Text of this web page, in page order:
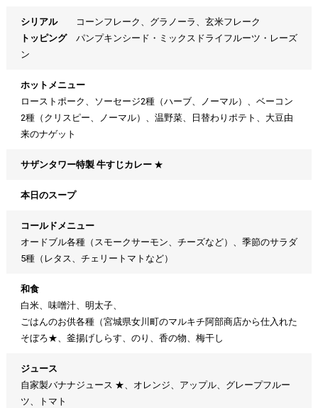
シリアル
コーンフレーク、グラノーラ、玄米フレーク
トッピング パンプキンシード・ミックスドライフルーツ・レーズ
ン
ホットメニュー
ローストポーク、ソーセージ2種（ハーブ、ノーマル）、ベーコン
2種（クリスピー、ノーマル）、温野菜、日替わりポテト、大豆由
来のナゲット
サザンタワー特製 牛すじカレー ★
本日のスープ
コールドメニュー
オードブル各種（スモークサーモン、チーズなど）、季節のサラダ
5種（レタス、チェリートマトなど）
和食
白米、味噌汁、明太子、
ごはんのお供各種（宮城県女川町のマルキチ阿部商店から仕入れた
そぼろ★、釜揚げしらす、のり、香の物、梅干し
ジュース
自家製バナナジュース ★、オレンジ、アップル、グレープフルー
ツ、トマト